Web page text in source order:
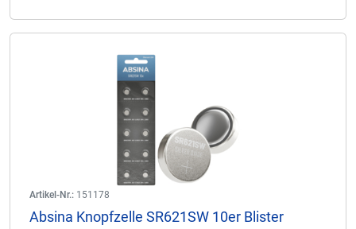
Artikel-Nr.: 151178
Absina Knopfzelle SR621SW 10er Blister